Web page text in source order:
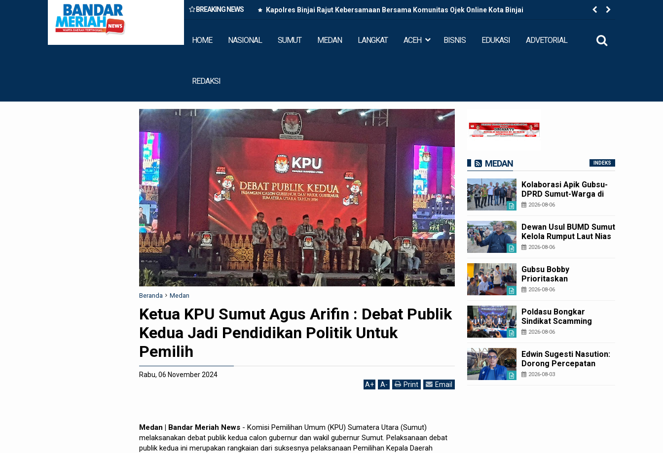
BREAKING NEWS
Amankan Dua Pengedar Narkoba Saat Patroli Malam Kapolres Binjai Rajut Kebersamaan Bersama Komunitas Ojek Online Kota Binjai
HOME NASIONAL SUMUT MEDAN LANGKAT ACEH BISNIS EDUKASI ADVETORIAL
REDAKSI
Beranda Medan
Ketua KPU Sumut Agus Arifin : Debat Publik
Kedua Jadi Pendidikan Politik Untuk
Pemilih
Rabu, 06 November 2024
A+ A- Print Email
Medan | Bandar Meriah News - Komisi Pemilihan Umum (KPU) Sumatera Utara (Sumut)
melaksanakan debat publik kedua calon gubernur dan wakil gubernur Sumut. Pelaksanaan debat
publik kedua ini merupakan rangkaian dari suksesnya pelaksanaan Pemilihan Kepala Daerah
MEDAN INDEKS
Kolaborasi Apik Gubsu-
DPRD Sumut-Warga di
Nias Utara: Jalan Rusak
Diperbaiki
2026-08-06
Dewan Usul BUMD Sumut
Kelola Rumput Laut Nias
Utara dari Hulu ke Hilir
2026-08-06
Gubsu Bobby
Prioritaskan
Infrastruktur Nias Utara,
Ekonomi Mulai Dibenahi
2026-08-06
Poldasu Bongkar
Sindikat Scamming
Internasional di
Korban Rugi Rp6,7 Miliar
2026-08-06
Edwin Sugesti Nasution:
Dorong Percepatan
Perda PBG Guna
2026-08-03